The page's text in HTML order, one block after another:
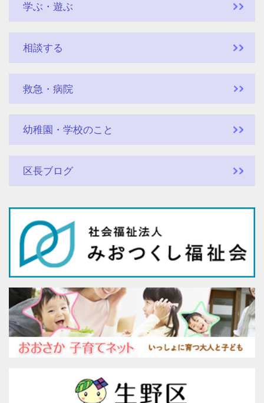
学ぶ・遊ぶ
相談する
救急・病院
幼稚園・学校のこと
区長ブログ